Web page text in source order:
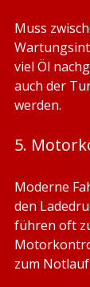
Muss
viel Öl
auch der
werden.
5.
Moderne
den
führen oft
zum